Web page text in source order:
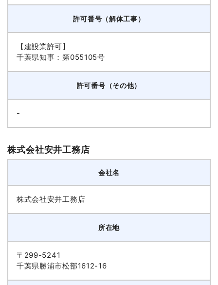
許可番号（解体工事）
【建設業許可】
千葉県知事：第055105号
許可番号（その他）
-
株式会社安井工務店
会社名
株式会社安井工務店
所在地
〒299-5241
千葉県勝浦市松部1612-16